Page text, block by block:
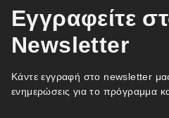
Εγγραφείτε
Newsletter
Κάντε εγγραφή στο newsletter
ενημερώσεις για το πρόγραμμα